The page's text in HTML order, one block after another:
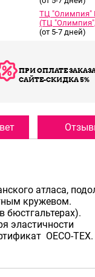
ТЦ "Олимпия"
(ТЦ
(от 5-7 дней)
ПРИ ОПЛАТЕ
САЙТЕ-СКИДКА 5%
атласа,
кружевом.
бюстгальтерах).
эластичности
ОECO-TEX.